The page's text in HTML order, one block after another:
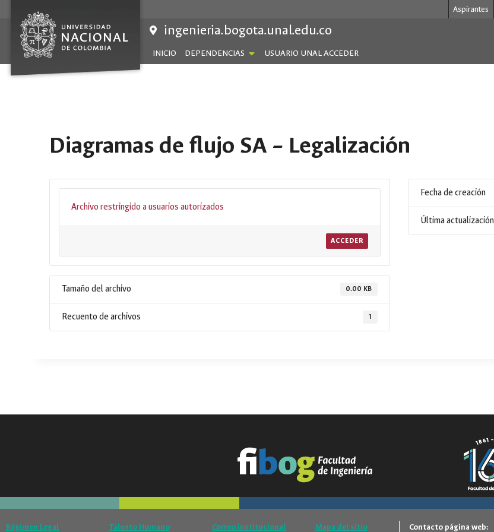
contenido
Aspirantes
ingenieria.bogota.unal.edu.co
INICIO DEPENDENCIAS USUARIO UNAL ACCEDER
Diagramas de flujo SA – Legalización
Archivo restringido a usuarios autorizados
ACCEDER
Tamaño del archivo 0.00 KB
Recuento de archivos 1
Fecha de creación
Última actualización
Régimen Legal Talento Humano Correo institucional Mapa del sitio Contacto página web: